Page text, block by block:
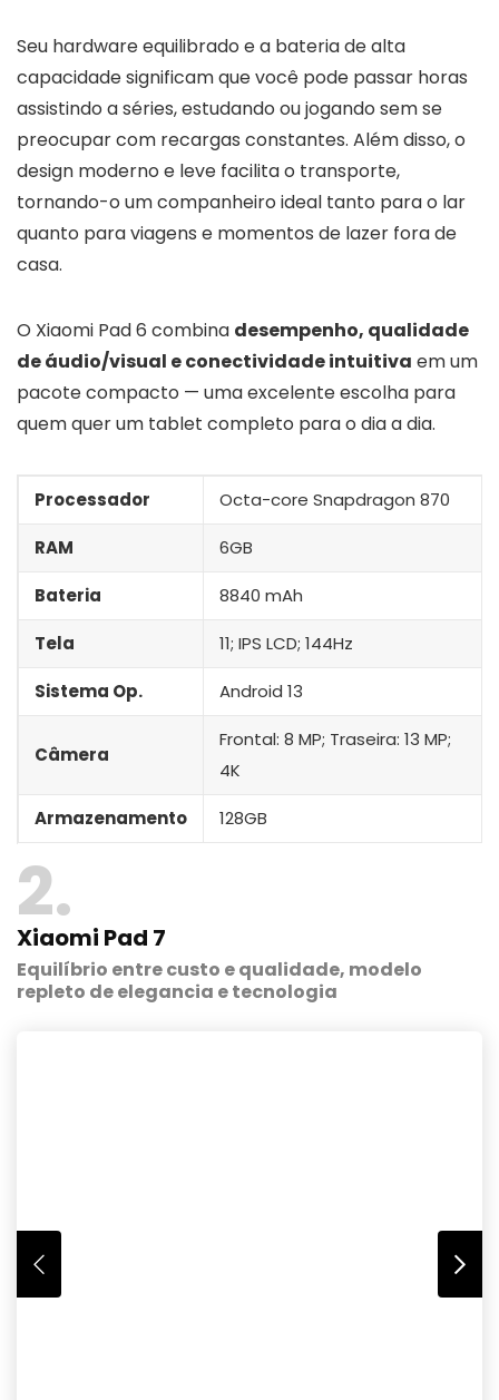
Seu hardware equilibrado e a bateria de alta
capacidade significam que você pode passar horas
assistindo a séries, estudando ou jogando sem se
preocupar com recargas constantes. Além disso, o
design moderno e leve facilita o transporte,
tornando-o um companheiro ideal tanto para o lar
quanto para viagens e momentos de lazer fora de
casa.
O Xiaomi Pad 6 combina desempenho, qualidade
de áudio/visual e conectividade intuitiva em um
pacote compacto — uma excelente escolha para
quem quer um tablet completo para o dia a dia.
Processador Octa-core Snapdragon 870
RAM 6GB
Bateria 8840 mAh
Tela 11; IPS LCD; 144Hz
Sistema Op. Android 13
Câmera
Frontal: 8 MP; Traseira: 13 MP;
4K
Armazenamento 128GB
2
Xiaomi Pad 7
Equilíbrio entre custo e qualidade, modelo
repleto de elegancia e tecnologia